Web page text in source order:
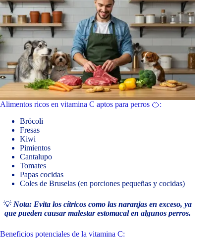
Alimentos ricos en vitamina C aptos para perros 🍊:
Brócoli
Fresas
Kiwi
Pimientos
Cantalupo
Tomates
Papas cocidas
Coles de Bruselas (en porciones pequeñas y cocidas)
💡 Nota: Evita los cítricos como las naranjas en exceso, ya
que pueden causar malestar estomacal en algunos perros.
Beneficios potenciales de la vitamina C: